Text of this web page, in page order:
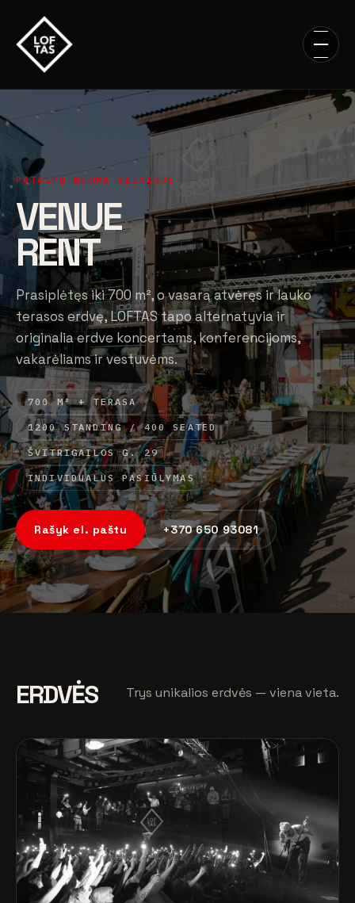
PATALPŲ NUOMA VILNIUJE
VENUE
RENT
Prasiplėtęs iki 700 m², o vasarą atvėręs ir lauko
terasos erdvę, LOFTAS tapo alternatyvia ir
originalia erdve koncertams, konferencijoms,
vakarėliams ir vestuvėms.
700 M² + TERASA
1200 STANDING / 400 SEATED
ŠVITRIGAILOS G. 29
INDIVIDUALUS PASIŪLYMAS
Rašyk el. paštu +370 650 93081
ERDVĖS Trys unikalios erdvės — viena vieta.